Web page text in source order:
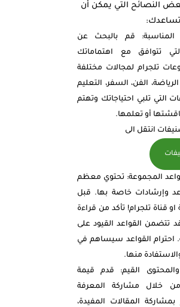
النصائح التي يمكن أن
تساعدك:
المناسبة: قم بالبحث عن
تتوافق مع اهتماماتك
تلجرام لمجالات مختلفة
الفن، السفر، التعليم
التي تلبي احتياجاتك وتهتم
أو تعلمها.
انتقل الى
المجموعة: تحتوي معظم
وإرشادات خاصة بها. قبل
قناة تلجرام! تأكد من قراءة
تتضمن القواعد القيود على
احترام القواعد سيساهم في
منها.
القيم: قدم قيمة
خلال مشاركة المعرفة
المقالات المفيدة،